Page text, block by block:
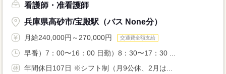
看護師・准看護師
兵庫県高砂市/宝殿駅（バス None分）
月給240,000円～270,000円 交通費全額支給
早番）7：00〜16：00 日勤）8：30〜17：30 ...
年間休日107日 ※シフト制（月9公休、2月は...